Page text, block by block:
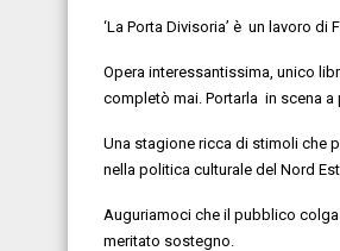
‘La Porta Divisoria’ è un lavoro di
Opera interessantissima, unico
completò mai. Portarla in scena a
Una stagione ricca di stimoli che
nella politica culturale del Nord
Auguriamoci che il pubblico colga
meritato sostegno.